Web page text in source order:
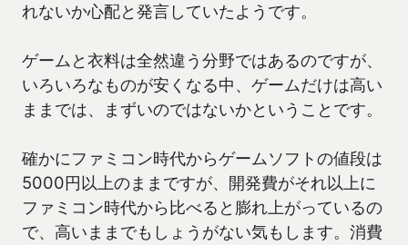
れないか心配と発言していたようです。
ゲームと衣料は全然違う分野ではあるのですが、
いろいろなものが安くなる中、ゲームだけは高い
ままでは、まずいのではないかということです。
確かにファミコン時代からゲームソフトの値段は
5000円以上のままですが、開発費がそれ以上に
ファミコン時代から比べると膨れ上がっているの
で、高いままでもしょうがない気もします。消費